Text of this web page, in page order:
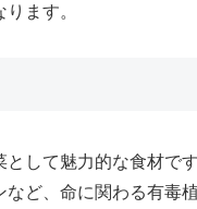
ます。
として魅力的な食材で
など、命に関わる有毒